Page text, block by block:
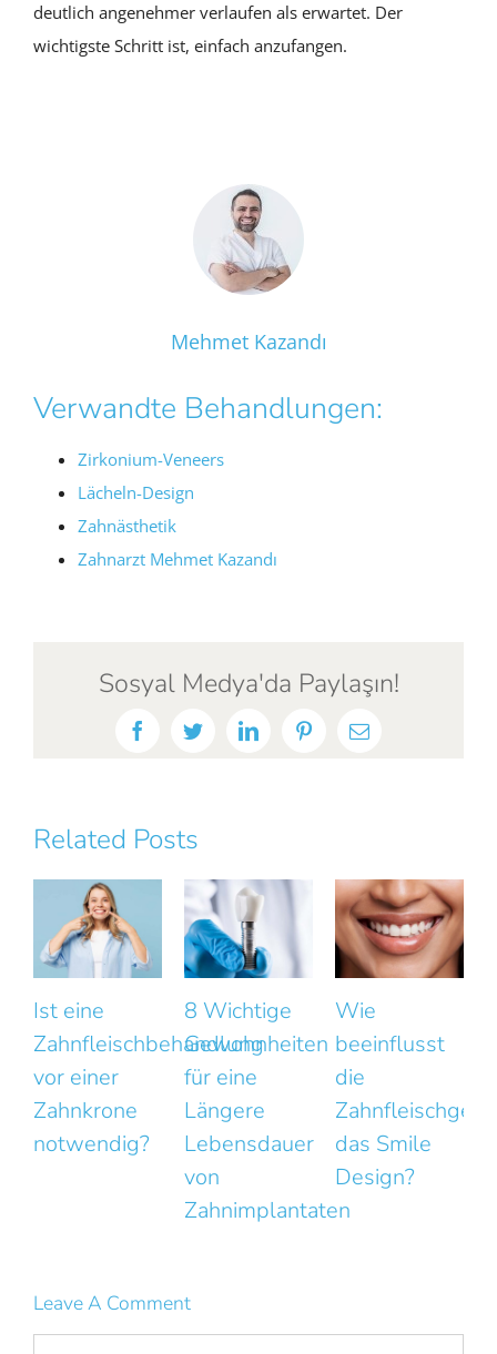
deutlich angenehmer verlaufen als erwartet. Der
wichtigste Schritt ist, einfach anzufangen.
Mehmet Kazandı
Verwandte Behandlungen:
Zirkonium-Veneers
Lächeln-Design
Zahnästhetik
Zahnarzt Mehmet Kazandı
Sosyal Medya'da Paylaşın!
FacebookTwitterLinkedInPinterestEmail
Related Posts
8 Wichtige
Gewohnheiten
für eine
Längere
Lebensdauer
Zahnimplantaten
Wie
beeinflusst
die
Zahnfleischgesundheit
das Smile
Design?
Das Lächeln
wirkt
unnatürlich?
Kleine
Fehler mit
großer
Wirkung
Leave A Comment